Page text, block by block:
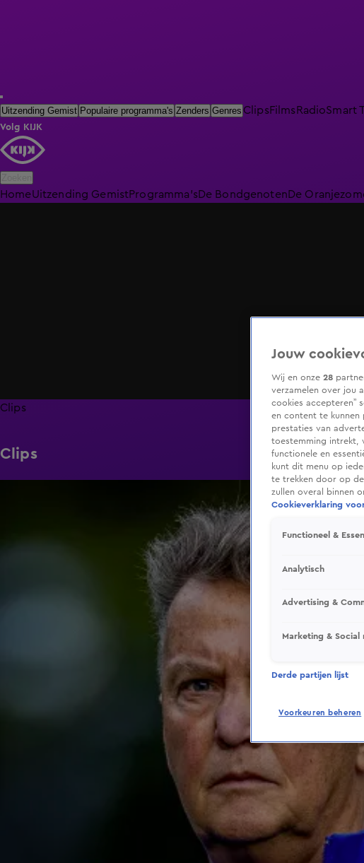
Uitzending Gemist Populaire programma's Zenders Genres ClipsFilmsRadioSmart
Volg KIJK
HomeUitzending GemistProgramma'sDe BondgenotenDe
Clips
Clips
Jouw
Wij en onze 28
verzamelen over jou
cookies accepteren”
en content te kunnen
prestaties van
toestemming intrekt,
functionele en
kunt dit menu op
te trekken door op de
zullen overal binnen
Cookieverklaring
Functioneel &
Analytisch
Advertising &
Marketing & Social
Derde partijen lijst
Voorkeuren beheren